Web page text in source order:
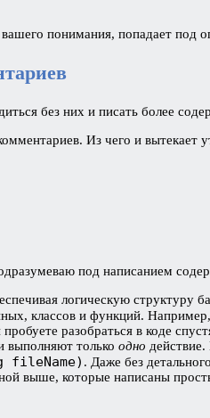
понимания, попадает под
без них и писать более
Из чего и
под написанием
логическую структуру
классов и функций.
разобраться в коде
выполняют только одно
fileName) . Даже без
выше, которые написаны